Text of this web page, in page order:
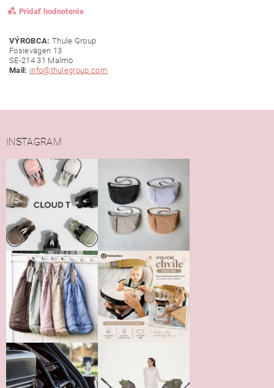
Pridať hodnotenie
Vložením hodnotenie súhlasíte spodmienkami ochrany
osobných údajov
VÝROBCA: Thule Group
Fosievägen 13
SE-214 31 Malmö
Mail: info@thulegroup.com
INSTAGRAM